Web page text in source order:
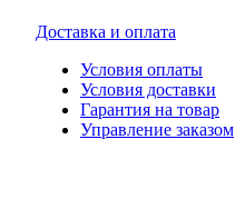
Доставка и оплата
Условия оплаты
Условия доставки
Гарантия на товар
Управление заказом